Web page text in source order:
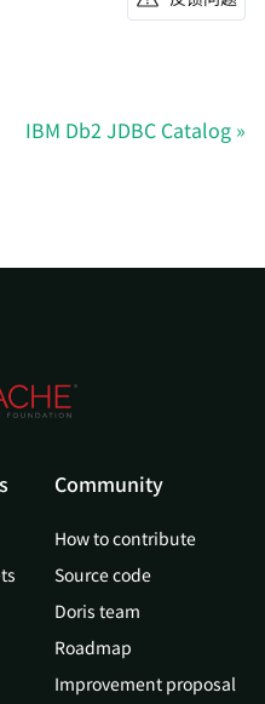
IBM Db2 JDBC Catalog
Community
How to contribute
Source code
Doris team
Roadmap
Improvement proposal